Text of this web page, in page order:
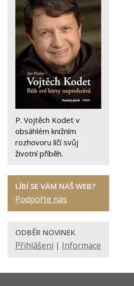
P. Vojtěch Kodet v
obsáhlém knižním
rozhovoru líčí svůj
životní příběh.
LÍBÍ SE VÁM NÁŠ WEB?
Podpořte nás
ODBĚR NOVINEK
Přihlášení| Informace